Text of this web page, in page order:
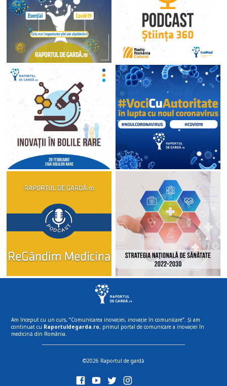
Am început cu un curs, “Comunicarea inovației, inovație în comunicare”. Și am
continuat cu Raportuldegarda.ro, primul portal de comunicare a inovației în
medicină din România.
©2026 Raportul de gardă